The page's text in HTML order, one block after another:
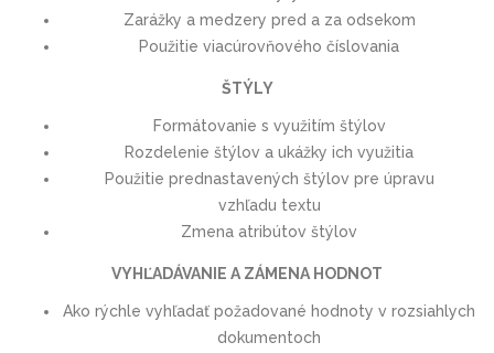
Zarážky a medzery pred a za odsekom
Použitie viacúrovňového číslovania
ŠTÝLY
Formátovanie s využitím štýlov
Rozdelenie štýlov a ukážky ich využitia
Použitie prednastavených štýlov pre úpravu
vzhľadu textu
Zmena atribútov štýlov
VYHĽADÁVANIE A ZÁMENA HODNOT
Ako rýchle vyhľadať požadované hodnoty v rozsiahlych
dokumentoch